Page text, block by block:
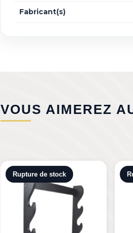
Fabricant(s)
VOUS AIMEREZ
Rupture de stock